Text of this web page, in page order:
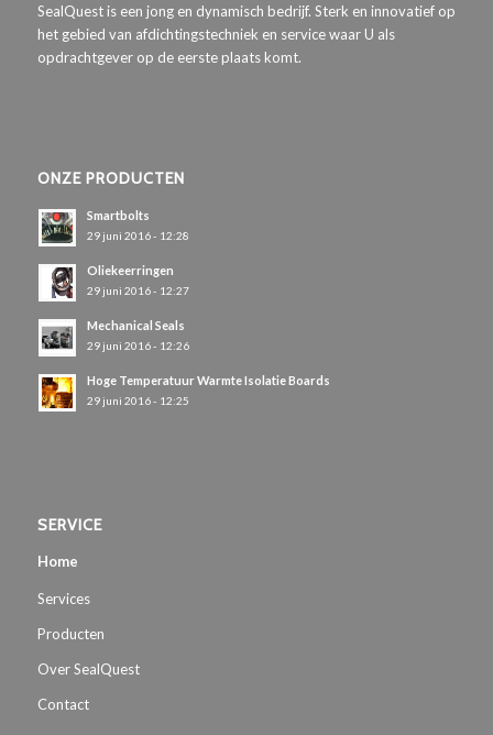
SealQuest is een jong en dynamisch bedrijf. Sterk en innovatief op
het gebied van afdichtingstechniek en service waar U als
opdrachtgever op de eerste plaats komt.
ONZE PRODUCTEN
Smartbolts
29 juni 2016 - 12:28
Oliekeerringen
29 juni 2016 - 12:27
Mechanical Seals
29 juni 2016 - 12:26
Hoge Temperatuur Warmte Isolatie Boards
29 juni 2016 - 12:25
SERVICE
Home
Services
Producten
Over SealQuest
Contact